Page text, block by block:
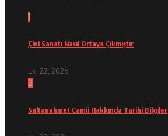
1
Çini Sanatı Nasıl Ortaya Çıkmıştır
Eki 22, 2025
2
Sultanahmet Camii Hakkında Tarihi Bilgiler